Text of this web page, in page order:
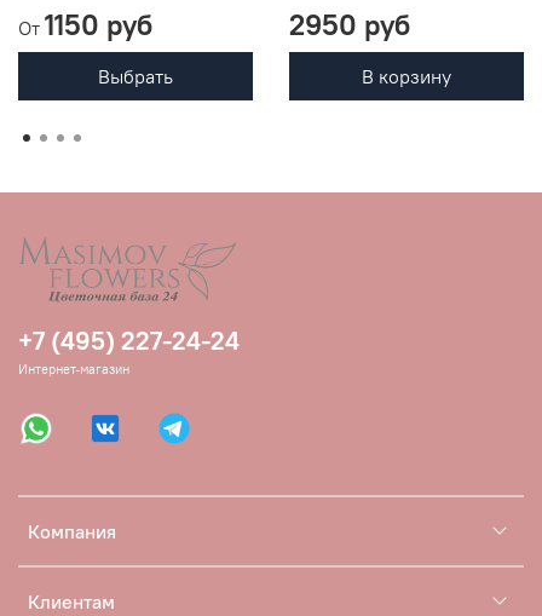
От 1150 руб
Выбрать
2950 руб
В корзину
Компания
Клиентам
+7 (495) 227-24-24
Интернет-магазин